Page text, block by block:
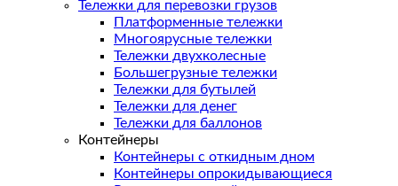
Тележки для перевозки грузов
Платформенные тележки
Многоярусные тележки
Тележки двухколесные
Большегрузные тележки
Тележки для бутылей
Тележки для денег
Тележки для баллонов
Контейнеры
Контейнеры с откидным дном
Контейнеры опрокидывающиеся